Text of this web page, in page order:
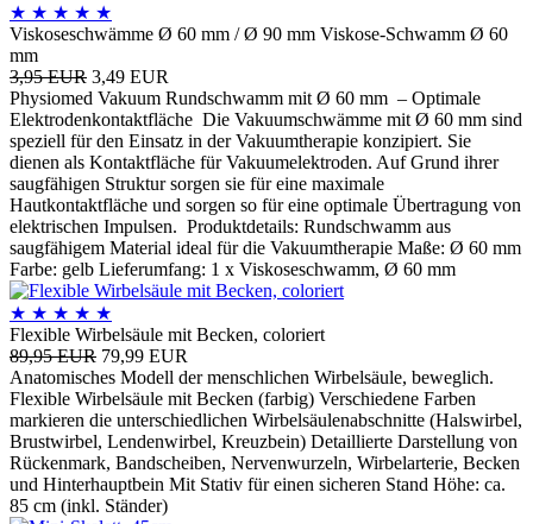
★ ★ ★ ★ ★
Viskoseschwämme Ø 60 mm / Ø 90 mm Viskose-Schwamm Ø 60
mm
3,95 EUR 3,49 EUR
Physiomed Vakuum Rundschwamm mit Ø 60 mm – Optimale
Elektrodenkontaktfläche Die Vakuumschwämme mit Ø 60 mm sind
speziell für den Einsatz in der Vakuumtherapie konzipiert. Sie
dienen als Kontaktfläche für Vakuumelektroden. Auf Grund ihrer
saugfähigen Struktur sorgen sie für eine maximale
Hautkontaktfläche und sorgen so für eine optimale Übertragung von
elektrischen Impulsen. Produktdetails: Rundschwamm aus
saugfähigem Material ideal für die Vakuumtherapie Maße: Ø 60 mm
Farbe: gelb Lieferumfang: 1 x Viskoseschwamm, Ø 60 mm
★ ★ ★ ★ ★
Flexible Wirbelsäule mit Becken, coloriert
89,95 EUR 79,99 EUR
Anatomisches Modell der menschlichen Wirbelsäule, beweglich.
Flexible Wirbelsäule mit Becken (farbig) Verschiedene Farben
markieren die unterschiedlichen Wirbelsäulenabschnitte (Halswirbel,
Brustwirbel, Lendenwirbel, Kreuzbein) Detaillierte Darstellung von
Rückenmark, Bandscheiben, Nervenwurzeln, Wirbelarterie, Becken
und Hinterhauptbein Mit Stativ für einen sicheren Stand Höhe: ca.
85 cm (inkl. Ständer)